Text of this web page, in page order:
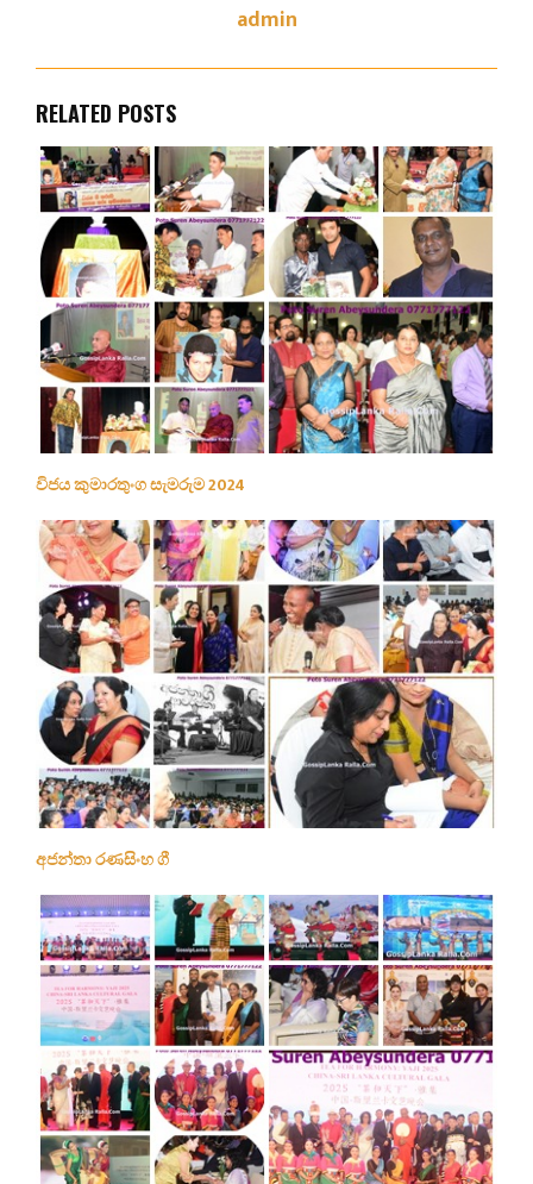
admin
RELATED POSTS
විජය කුමාරතුංග සැමරුම 2024
අජන්තා රණසිංහ ගී